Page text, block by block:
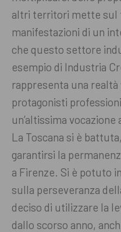
altri territori mette sul
manifestazioni di un
che questo settore
esempio di Industria
rappresenta una
protagonisti
un’altissima vocazione
La Toscana si è
garantirsi la
a Firenze. Si è potuto
sulla perseveranza
deciso di utilizzare la
dallo scorso anno,